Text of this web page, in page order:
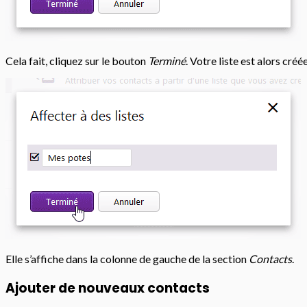
Cela fait, cliquez sur le bouton Terminé. Votre liste est alors
Elle s’affiche dans la colonne de gauche de la section Contacts.
Ajouter de nouveaux contacts